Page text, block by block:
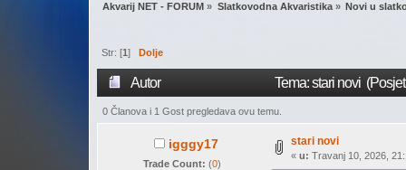
Akvarij NET - FORUM » Slatkovodna Akvaristika» Novi u
Str: [1] Dolje
Autor Tema: stari novi
0 Članova i 1 Gost pregledava ovu temu.
igggy17
Trade Count: (0)
stari novi
« u: Travanj 10, 2026,